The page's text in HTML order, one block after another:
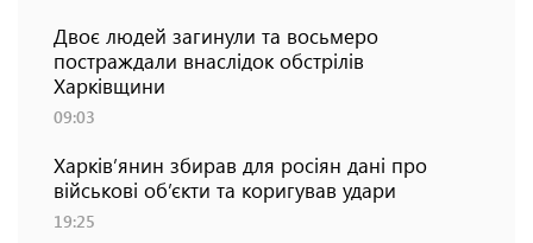
Двоє людей загинули та восьмеро
постраждали внаслідок обстрілів
Харківщини
09:03
Харків’янин збирав для росіян дані про
військові об’єкти та коригував удари
19:25